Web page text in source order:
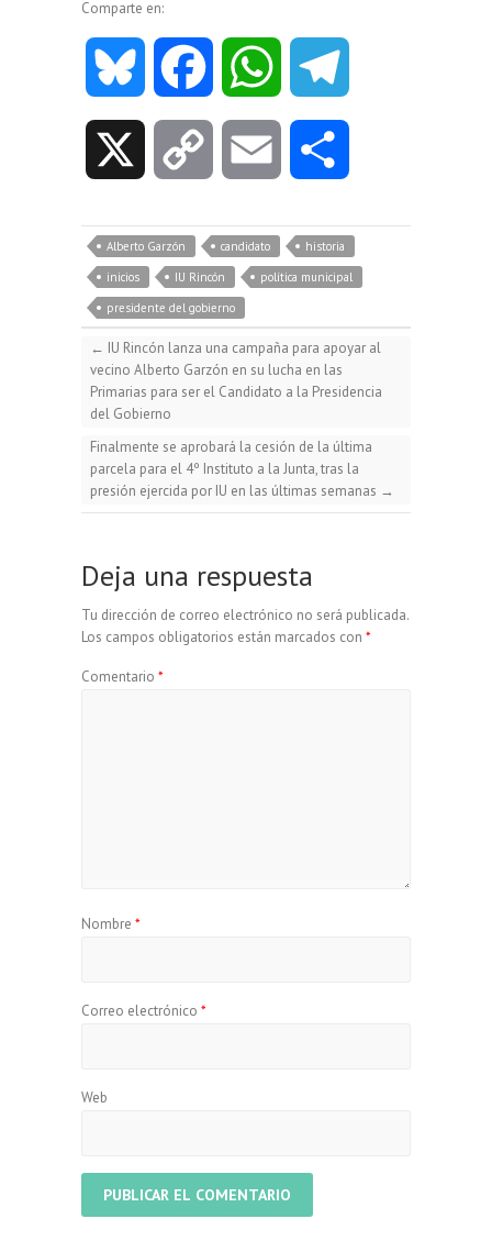
Comparte en:
e
s
k
y
e
b
o
k
t
A
p m
p
y
L
i
a
i
m
p
a
r
r
Alberto Garzón candidato
historia
inicios
IU Rincón
política municipal
presidente del gobierno
← IU Rincón lanza una campaña para apoyar al
vecino Alberto Garzón en su lucha en las
Primarias para ser el Candidato a la Presidencia
del Gobierno
Finalmente se aprobará la cesión de la última
parcela para el 4º Instituto a la Junta, tras la
presión ejercida por IU en las últimas semanas →
Deja una respuesta
Tu dirección de correo electrónico no será publicada.
Los campos obligatorios están marcados con *
Comentario *
Nombre *
Correo electrónico *
Web